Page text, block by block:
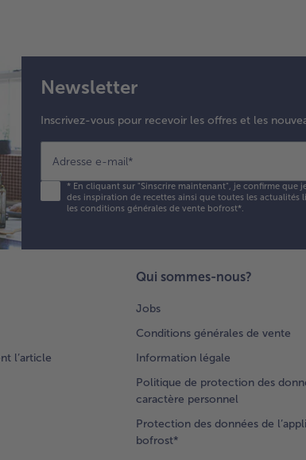
Newsletter
Inscrivez-vous pour recevoir les offres et les
Adresse e-mail*
*En cliquant sur "Sinscrire maintenant", je confirme que
des inspiration de recettes ainsi que toutes les actualités
les conditions générales de vente bofrost*.
l’article
Qui sommes-nous?
Jobs
Conditions générales de vente
Information légale
Politique de protection des
caractère personnel
Protection des données de
bofrost*